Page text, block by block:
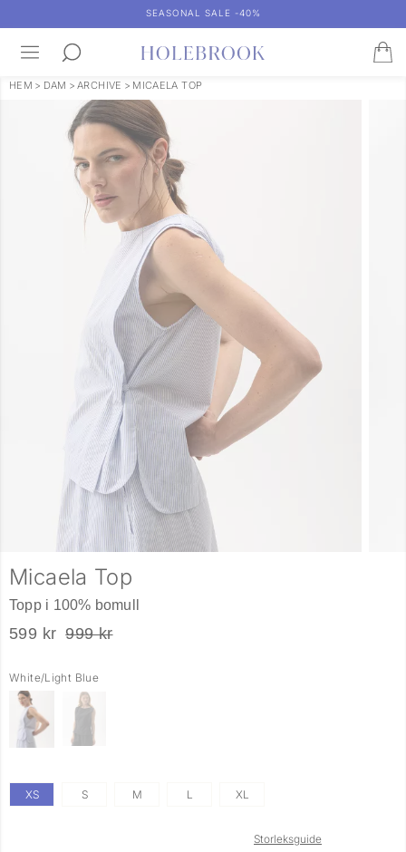
SEASONAL SALE -40%
HEM > DAM > ARCHIVE > MICAELA TOP
Micaela Top
Topp i 100% bomull
599 kr 999 kr
White/Light Blue
XS S M L XL
Storleksguide